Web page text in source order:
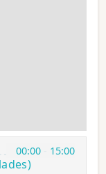
00:00 15:00